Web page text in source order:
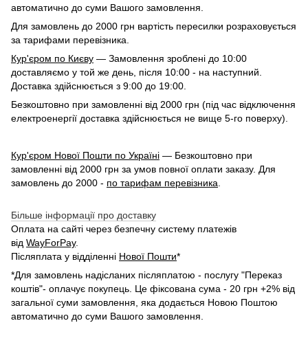
автоматично до суми Вашого замовлення.
Для замовлень до 2000 грн вартість пересилки розраховується
за тарифами перевізника.
Кур'єром по Києву — Замовлення зроблені до 10:00
доставляємо у той же день, після 10:00 - на наступний.
Доставка здійснюється з 9:00 до 19:00.
Безкоштовно при замовленні від 2000 грн (під час відключення
електроенергії доставка здійснюється не вище 5-го поверху).
Кур'єром Нової Пошти по Україні — Безкоштовно при
замовленні від 2000 грн за умов повної оплати заказу. Для
замовлень до 2000 - по тарифам перевізника
Більше інформації про доставку
Оплата на сайті через безпечну систему платежів
від WayForPay.
Післяплата у відділенні Нової Пошти*
*Для замовлень надісланих післяплатою - послугу "Переказ
коштів"- оплачує покупець. Це фіксована сума - 20 грн +2% від
загальної суми замовлення, яка додається Новою Поштою
автоматично до суми Вашого замовлення.